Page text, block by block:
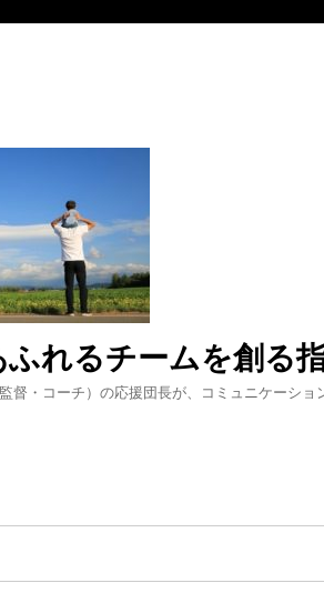
ふれるチームを創る
督・コーチ）の応援団長が、コミュニケーショ